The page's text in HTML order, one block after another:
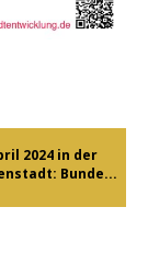
2024 in der
Bunde...